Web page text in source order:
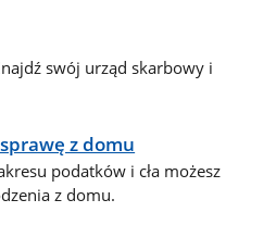
swój urząd skarbowy i
z domu
podatków i cła możesz
z domu.